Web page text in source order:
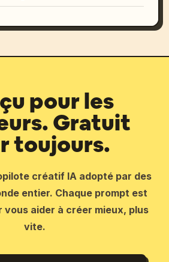
pour les
Gratuit
toujours.
créatif IA adopté par des
entier. Chaque prompt est
vous aider à créer mieux, plus
vite.